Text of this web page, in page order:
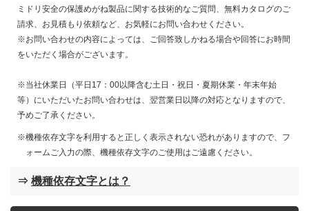
ミドリ安全の保護めがね製品に関する技術的なご質問、無料カタログのご
請求、お見積もり依頼など、お気軽にお問い合わせください。
※お問い合わせの内容によっては、ご回答致しかねる場合や回答にお時間
をいただく場合がございます。
※当社休業日（平日17：00以降含む土日・祝日・夏期休業・年末年始
等）にいただいたお問い合わせは、翌営業日以降の対応となりますので、
予めご了承ください。
機種依存文字を利用すると正しく表示されない恐れがありますので、フ
ォームご入力の際、機種依存文字のご使用はご遠慮ください。
⇒ 機種依存文字とは？